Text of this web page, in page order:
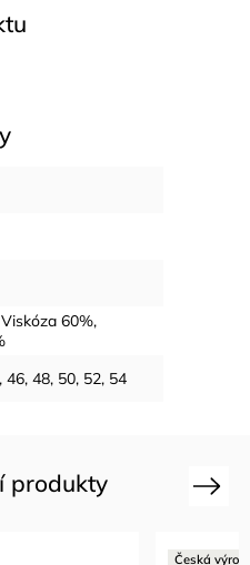
60%,
46, 48, 50, 52, 54
produkty
Česká
Next